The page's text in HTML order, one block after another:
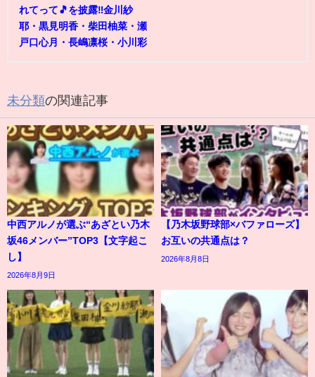
れてって🎵を披露‼️金川紗
耶・黒見明香・柴田柚菜・瀬
戸口心月・長嶋凛桜・小川彩
未分類の関連記事
中西アルノが選ぶ“あざとい乃木
坂46メンバー”TOP3【文字起こ
し】
2026年8月9日
【乃木坂野球部×バファローズ】
お互いの共通点は？
2026年8月8日